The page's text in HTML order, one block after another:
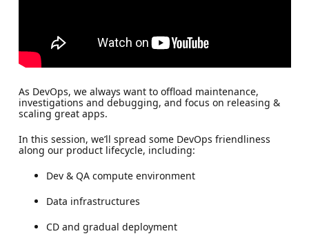
As DevOps, we always want to offload maintenance,
investigations and debugging, and focus on releasing &
scaling great apps.
In this session, we’ll spread some DevOps friendliness
along our product lifecycle, including:
Dev & QA compute environment
Data infrastructures
CD and gradual deployment